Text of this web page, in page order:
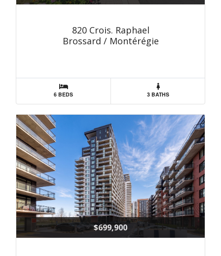
820 Crois. Raphael
Brossard / Montérégie
6 BEDS 3 BATHS
$699,900